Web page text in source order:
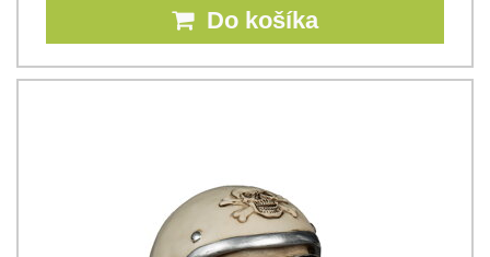
Do košíka